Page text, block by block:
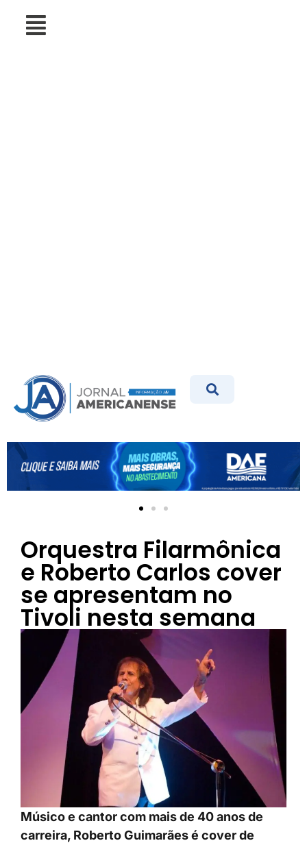
Orquestra Filarmônica
e Roberto Carlos cover
se apresentam no
Tivoli nesta semana
Músico e cantor com mais de 40 anos de
carreira, Roberto Guimarães é cover de